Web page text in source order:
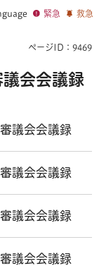
緊急 救急
ページID：9469
会会議録
議会会議録
議会会議録
議会会議録
議会会議録